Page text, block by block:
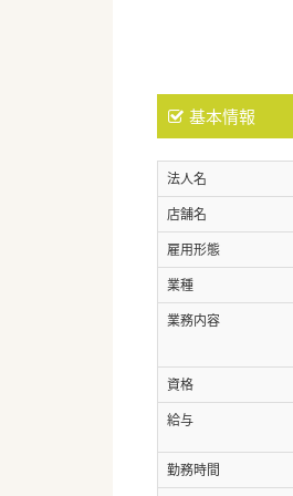
基本情報
法人名
店舗名
雇用形態
業種
業務内容
資格
給与
勤務時間